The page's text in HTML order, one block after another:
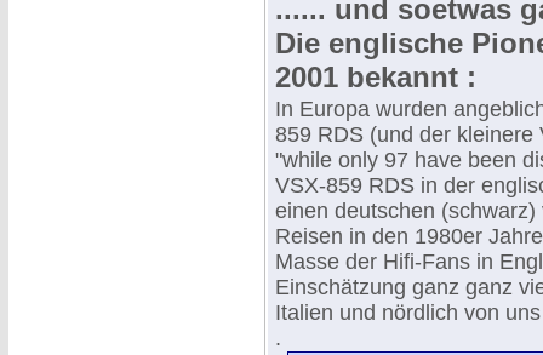
...... und soetwas
Die englische
2001 bekannt :
In Europa wurden
859 RDS (und der kleinere
"while only 97 have been
VSX-859 RDS in der
einen deutschen
Reisen in den 1980er
Masse der Hifi-Fans in
Einschätzung ganz ganz
Italien und nördlich von
.